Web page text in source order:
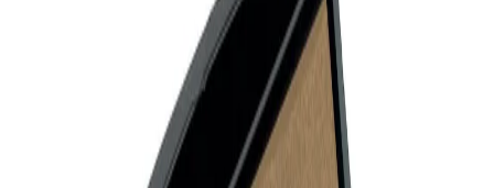
Офис Консумативи Канцеларски